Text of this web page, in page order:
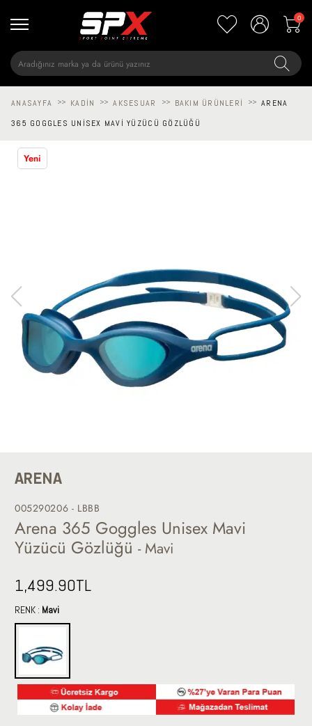
0
ANASAYFA >> KADIN >> AKSESUAR >> BAKIM ÜRÜNLERI >> ARENA
365 GOGGLES UNISEX MAVI YÜZÜCÜ GÖZLÜĞÜ
Yeni
ARENA
005290206 - LBBB
Arena 365 Goggles Unisex Mavi
Yüzücü Gözlüğü - Mavi
1,499.90TL
RENK : Mavi